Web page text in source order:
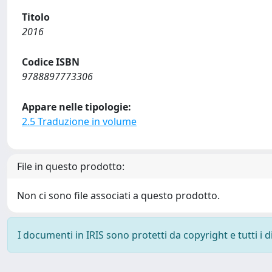
Titolo
2016
Codice ISBN
9788897773306
Appare nelle tipologie:
2.5 Traduzione in volume
File in questo prodotto:
Non ci sono file associati a questo prodotto.
I documenti in IRIS sono protetti da copyright e tutti i